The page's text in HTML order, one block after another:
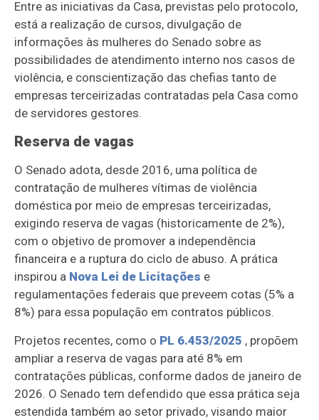
Entre as iniciativas da Casa, previstas pelo protocolo,
está a realização de cursos, divulgação de
informações às mulheres do Senado sobre as
possibilidades de atendimento interno nos casos de
violência, e conscientização das chefias tanto de
empresas terceirizadas contratadas pela Casa como
de servidores gestores.
Reserva de vagas
O Senado adota, desde 2016, uma política de
contratação de mulheres vítimas de violência
doméstica por meio de empresas terceirizadas,
exigindo reserva de vagas (historicamente de 2%),
com o objetivo de promover a independência
financeira e a ruptura do ciclo de abuso. A prática
inspirou a Nova Lei de Licitações e
regulamentações federais que preveem cotas (5% a
8%) para essa população em contratos públicos.
Projetos recentes, como o PL 6.453/2025 , propõem
ampliar a reserva de vagas para até 8% em
contratações públicas, conforme dados de janeiro de
2026. O Senado tem defendido que essa prática seja
estendida também ao setor privado, visando maior